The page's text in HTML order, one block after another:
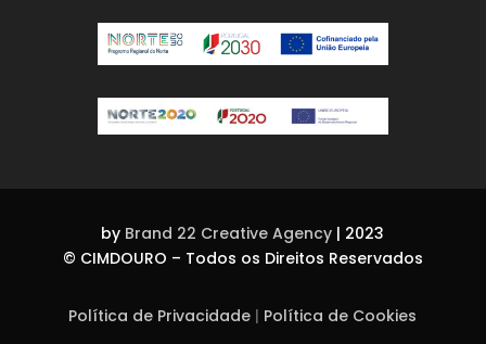
by Brand 22 Creative Agency | 2023
© CIMDOURO – Todos os Direitos Reservados
Política de Privacidade | Política de Cookies